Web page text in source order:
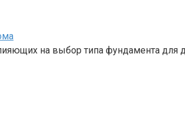
на выбор типа фундамента для